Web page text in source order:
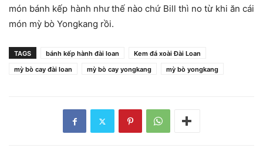
món bánh kếp hành như thế nào chứ Bill thì no từ khi ăn cái
món mỳ bò Yongkang rồi.
TAGS bánh kếp hành đài loan
Kem đá xoài Đài Loan
mỳ bò cay đài loan
mỳ bò cay yongkang mỳ bò yongkang